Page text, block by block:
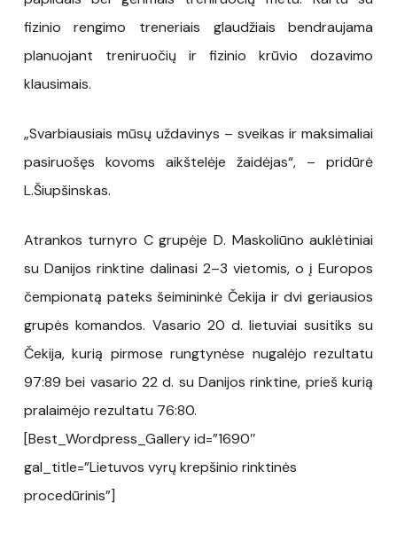
fizinio rengimo treneriais glaudžiais bendraujama
planuojant treniruočių ir fizinio krūvio dozavimo
klausimais.
„Svarbiausiais mūsų uždavinys – sveikas ir maksimaliai
pasiruošęs kovoms aikštelėje žaidėjas“, – pridūrė
L.Šiupšinskas.
Atrankos turnyro C grupėje D. Maskoliūno auklėtiniai
su Danijos rinktine dalinasi 2–3 vietomis, o į Europos
čempionatą pateks šeimininkė Čekija ir dvi geriausios
grupės komandos. Vasario 20 d. lietuviai susitiks su
Čekija, kurią pirmose rungtynėse nugalėjo rezultatu
97:89 bei vasario 22 d. su Danijos rinktine, prieš kurią
pralaimėjo rezultatu 76:80.
[Best_Wordpress_Gallery id=”1690″
gal_title=”Lietuvos vyrų krepšinio rinktinės
procedūrinis”]